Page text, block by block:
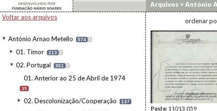
Voltar aos arquivos
António Arnao Metello 574 I
01. Timor 213 I
02. Portugal 361 I
01. Anterior ao 25 de Abril de 1974
39
02. Descolonização/Cooperação 137
Arquivos >António
ordenar
Pasta: 11013.059